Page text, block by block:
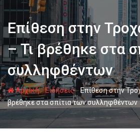
Επίθεση στην
– Τι βρέθηκε στα
συλληφθέντων
Αρχική-Ειδήσεις- Επίθεση στην
βρέθηκε στα σπίτια των συλληφθέντων